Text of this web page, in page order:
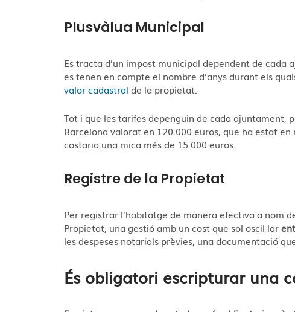
Plusvàlua Municipal
Es tracta d’un impost municipal dependent de cada
es tenen en compte el nombre d’anys durant els
valor cadastral de la propietat.
Tot i que les tarifes depenguin de cada ajuntament,
Barcelona valorat en 120.000 euros, que ha estat
costaria una mica més de 15.000 euros.
Registre de la Propietat
Per registrar l’habitatge de manera efectiva a nom
Propietat, una gestió amb un cost que sol oscil·lar
les despeses notarials prèvies, una documentació
És obligatori escripturar una